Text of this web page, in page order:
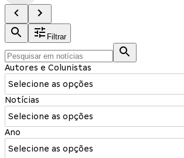
Filtrar
Autores e Colunistas
Selecione as opções
Notícias
Selecione as opções
Ano
Selecione as opções